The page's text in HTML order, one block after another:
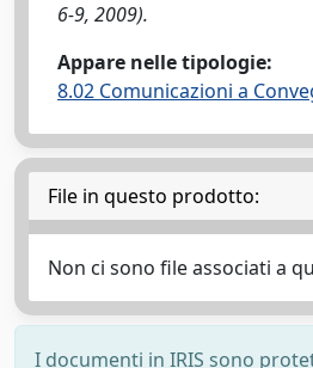
6-9, 2009).
Appare nelle tipologie:
8.02 Comunicazioni a
File in questo prodotto:
Non ci sono file associati a
I documenti in IRIS sono